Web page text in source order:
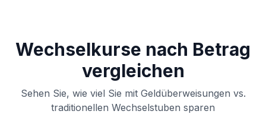
Wechselkurse nach Betrag
vergleichen
Sehen Sie, wie viel Sie mit Geldüberweisungen vs.
traditionellen Wechselstuben sparen